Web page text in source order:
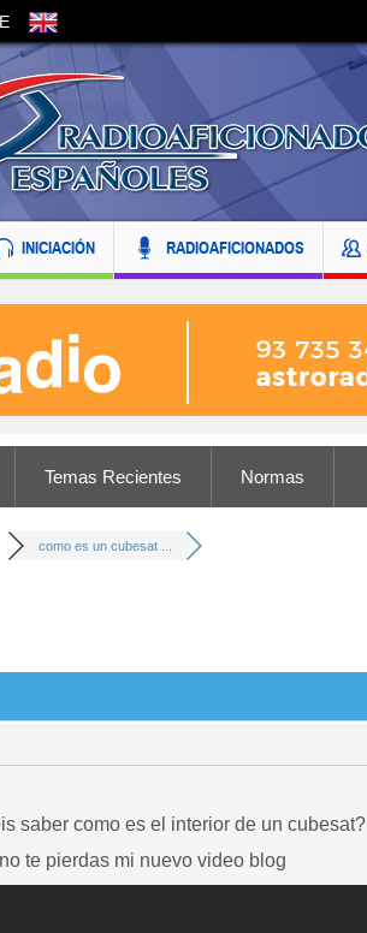
INICIACIÓN RADIOAFICIONADOS
Temas Recientes Normas
como es un cubesat ...
saber como es el interior de un cubesat?
te pierdas mi nuevo video blog